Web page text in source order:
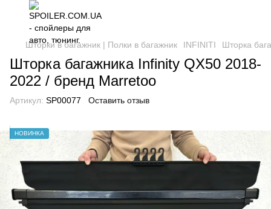
Шторки в багажник | Полки в багажник INFINITI Шторка
Шторка багажника Infinity QX50 2018-
2022 / бренд Marretoo
Артикул: SP00077 Оставить отзыв
НОВИНКА